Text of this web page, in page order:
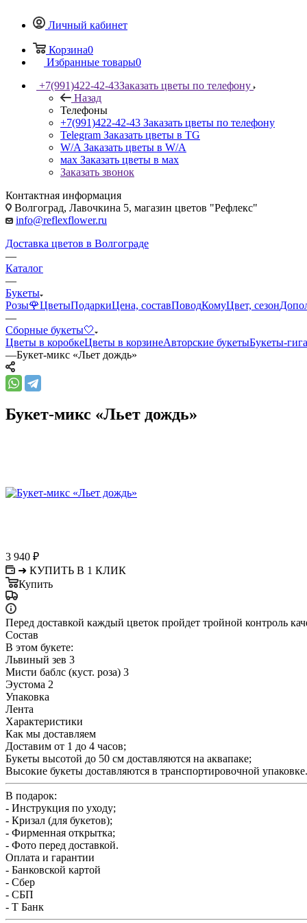
Личный кабинет
Корзина0
Избранные товары0
+7(991)422-42-43Заказать цветы по телефону
Назад
Телефоны
+7(991)422-42-43 Заказать цветы по телефону
Telegram Заказать цветы в TG
W/A Заказать цветы в W/A
мах Заказать цветы в мах
Заказать звонок
Контактная информация
Волгоград, Лавочкина 5, магазин цветов "Рефлекс"
info@reflexflower.ru
Доставка цветов в Волгограде
—
Каталог
—
Букеты
Розы🌹ЦветыПодаркиЦена, составПоводКомуЦвет, сезон
—
Сборные букеты🤍
Цветы в коробкеЦветы в корзинеАвторские букетыБукеты-
—Букет-микс «Льет дождь»
Букет-микс «Льет дождь»
3 940 ₽
➜ КУПИТЬ В 1 КЛИК
Купить
Перед доставкой каждый цветок пройдет тройной контроль
Состав
В этом букете:
Львиный зев 3
Мисти баблс (куст. роза) 3
Эустома 2
Упаковка
Лента
Характеристики
Как мы доставляем
Доставим от 1 до 4 часов;
Букеты высотой до 50 см доставляются на аквапаке;
Высокие букеты доставляются в транспортировочной упаковке.
В подарок:
- Инструкция по уходу;
- Кризал (для букетов);
- Фирменная открытка;
- Фото перед доставкой.
Оплата и гарантии
- Банковской картой
- Сбер
- СБП
- Т Банк